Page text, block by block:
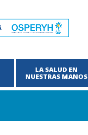
LA SALUD EN
NUESTRAS MANOS